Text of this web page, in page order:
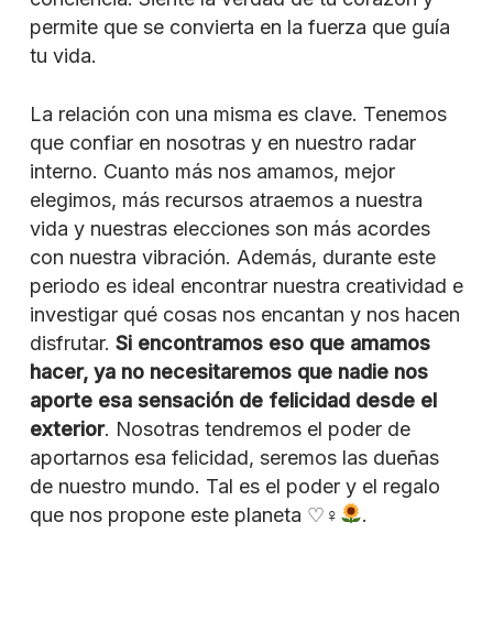
permite que se convierta en la fuerza que guía
tu vida.
La relación con una misma es clave. Tenemos
que confiar en nosotras y en nuestro radar
interno. Cuanto más nos amamos, mejor
elegimos, más recursos atraemos a nuestra
vida y nuestras elecciones son más acordes
con nuestra vibración. Además, durante este
periodo es ideal encontrar nuestra creatividad e
investigar qué cosas nos encantan y nos hacen
disfrutar. Si encontramos eso que amamos
hacer, ya no necesitaremos que nadie nos
aporte esa sensación de felicidad desde el
exterior. Nosotras tendremos el poder de
aportarnos esa felicidad, seremos las dueñas
de nuestro mundo. Tal es el poder y el regalo
que nos propone este planeta ♡♀︎
.